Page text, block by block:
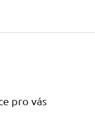
pro vás